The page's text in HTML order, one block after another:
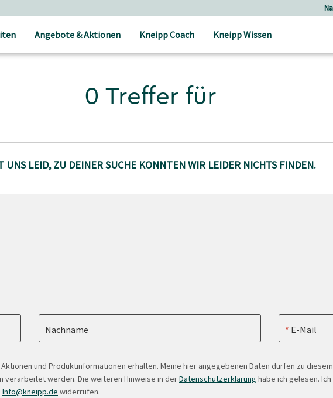
Angebote & Aktionen Kneipp Coach Kneipp Wissen
0 Treffer für
UNS LEID, ZU DEINER SUCHE KONNTEN WIR LEIDER NICHTS FINDEN.
Nachname E-Mail
und Produktinformationen erhalten. Meine hier angegebenen Daten dürfen zu
werden. Die weiteren Hinweise in derDatenschutzerklärung habe ich gelesen.
Info@kneipp.de widerrufen.